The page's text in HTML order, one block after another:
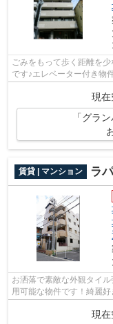
ごみをもって歩く距離を
です♪エレベーター付き物
現在
「グラ
賃貸 | マンション ラ
お洒落で素敵な外観タイ
用可能な物件です！綺麗
イプ！こちらのマンショ
現在